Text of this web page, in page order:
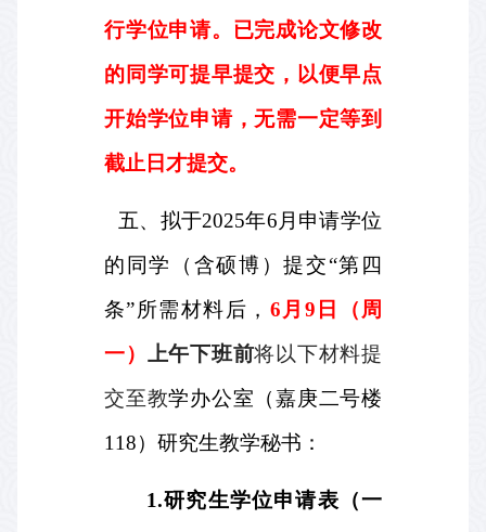
行学位申请。已完成论文修改
的同学可提早提交，以便早点
开始学位申请，无需一定等到
截止日才提交。
五、 拟于2025年6月申请学位
的同学（含硕博）提交“第四
条”所需材料后， 6月 9 日（周
一） 上午下班前将以下材料提
交至教学办公室（嘉庚二号楼
118）研究生教学秘书：
1.研究生学位申请表（一